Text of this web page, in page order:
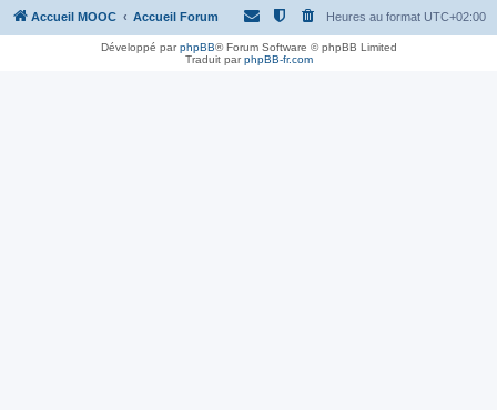
Accueil MOOC Accueil Forum Heures au format UTC+02:00
Développé parphpBB® Forum Software © phpBB Limited
Traduit parphpBB-fr.com